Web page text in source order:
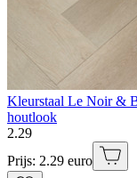
Kleurstaal Le Noir &
houtlook
2.29
Prijs: 2.29 euro